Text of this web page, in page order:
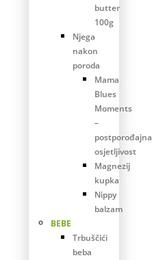
butter
100g
Njega
nakon
poroda
Mama
Blues
Moments
–
postporođajna
osjetljivost
Magnezij
kupka
Nippy
balzam
BEBE
Trbuščići
beba